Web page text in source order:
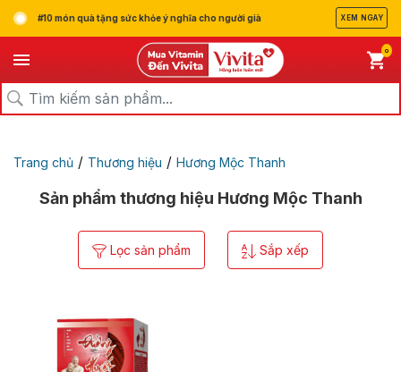
#10 món quà tặng sức khỏe ý nghĩa cho người già XEM NGAY
0
Trang chủ / Thương hiệu / Hương Mộc Thanh
Sản phẩm thương hiệu Hương Mộc Thanh
Lọc sản phẩm Sắp xếp